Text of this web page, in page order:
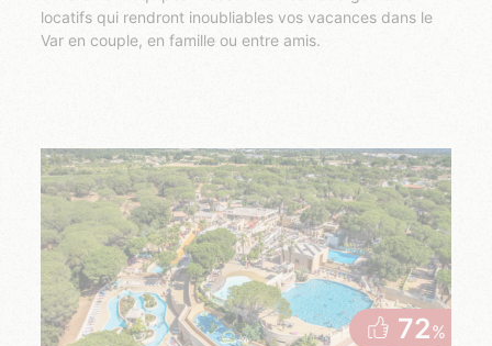
locatifs qui rendront inoubliables vos vacances dans le
Var en couple, en famille ou entre amis.
72%